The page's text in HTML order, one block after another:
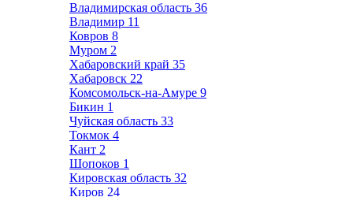
Владимирская область 36
Владимир 11
Ковров 8
Муром 2
Хабаровский край 35
Хабаровск 22
Комсомольск-на-Амуре 9
Бикин 1
Чуйская область 33
Токмок 4
Кант 2
Шопоков 1
Кировская область 32
Киров 24